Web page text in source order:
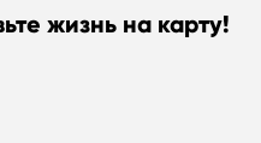
жизнь на карту!